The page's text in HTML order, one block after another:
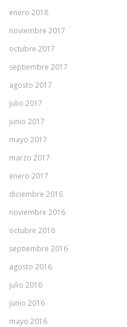
enero 2018
noviembre 2017
octubre 2017
septiembre 2017
agosto 2017
julio 2017
junio 2017
mayo 2017
marzo 2017
enero 2017
diciembre 2016
noviembre 2016
octubre 2016
septiembre 2016
agosto 2016
julio 2016
junio 2016
mayo 2016